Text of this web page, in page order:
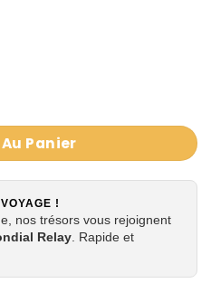
Panier
!
nos trésors vous rejoignent
Relay . Rapide et